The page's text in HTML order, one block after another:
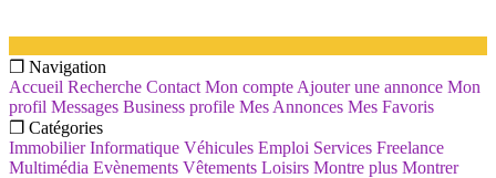
❐ Navigation
Accueil Recherche Contact Mon compte Ajouter une annonce Mon
profil Messages Business profile Mes Annonces Mes Favoris
❐ Catégories
Immobilier Informatique Véhicules Emploi Services Freelance
Multimédia Evènements Vêtements Loisirs Montre plus Montrer